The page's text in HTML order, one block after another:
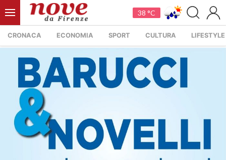
38 °C
CRONACA ECONOMIA SPORT CULTURA LIFESTYLE